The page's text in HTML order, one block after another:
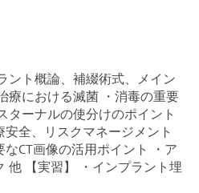
ント概論、補綴術式、メイン
療における滅菌 ・消毒の重要
ターナルの使分けのポイント
安全、リスクマネージメント
なCT画像の活用ポイント ・ア
他 【実習】 ・インプラント埋